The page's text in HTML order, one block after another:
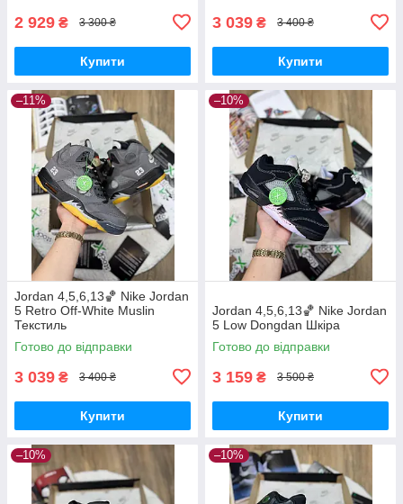
2 929 ₴ 3 300 ₴
Купити
3 039 ₴ 3 400 ₴
Купити
–11%
Jordan 4,5,6,13🏀 Nike Jordan
5 Retro Off-White Muslin
Текстиль
Готово до відправки
3 039 ₴ 3 400 ₴
Купити
–10%
Jordan 4,5,6,13🏀 Nike Jordan
5 Low Dongdan Шкіра
Готово до відправки
3 159 ₴ 3 500 ₴
Купити
–10% –10%